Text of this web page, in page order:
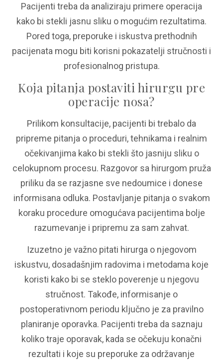
Pacijenti treba da analiziraju primere operacija
kako bi stekli jasnu sliku o mogućim rezultatima.
Pored toga, preporuke i iskustva prethodnih
pacijenata mogu biti korisni pokazatelji stručnosti i
profesionalnog pristupa.
Koja pitanja postaviti hirurgu pre
operacije nosa?
Prilikom konsultacije, pacijenti bi trebalo da
pripreme pitanja o proceduri, tehnikama i realnim
očekivanjima kako bi stekli što jasniju sliku o
celokupnom procesu. Razgovor sa hirurgom pruža
priliku da se razjasne sve nedoumice i donese
informisana odluka. Postavljanje pitanja o svakom
koraku procedure omogućava pacijentima bolje
razumevanje i pripremu za sam zahvat.
Izuzetno je važno pitati hirurga o njegovom
iskustvu, dosadašnjim radovima i metodama koje
koristi kako bi se steklo poverenje u njegovu
stručnost. Takođe, informisanje o
postoperativnom periodu ključno je za pravilno
planiranje oporavka. Pacijenti treba da saznaju
koliko traje oporavak, kada se očekuju konačni
rezultati i koje su preporuke za održavanje